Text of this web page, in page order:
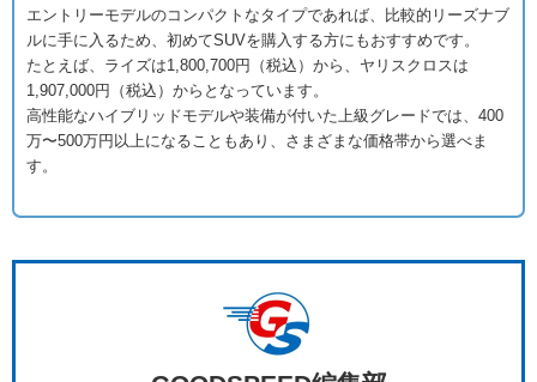
エントリーモデルのコンパクトなタイプであれば、比較的リーズナブ
ルに手に入るため、初めてSUVを購入する方にもおすすめです。
たとえば、ライズは1,800,700円（税込）から、ヤリスクロスは
1,907,000円（税込）からとなっています。
高性能なハイブリッドモデルや装備が付いた上級グレードでは、400
万〜500万円以上になることもあり、さまざまな価格帯から選べま
す。